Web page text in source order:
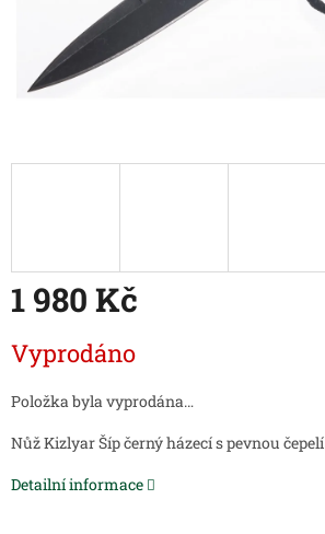
1 980 Kč
cena:
Vyprodáno
Položka byla vyprodána…
Nůž Kizlyar Šíp černý házecí s pevnou čepelí
Detailní informace